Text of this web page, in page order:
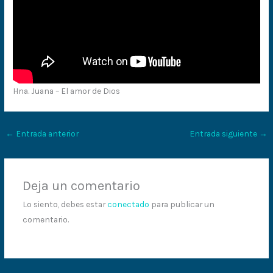
Hna. Juana – El amor de Dios
← Entrada anterior Entrada siguiente →
Deja un comentario
Lo siento, debes estarconectado para publicar un
comentario.